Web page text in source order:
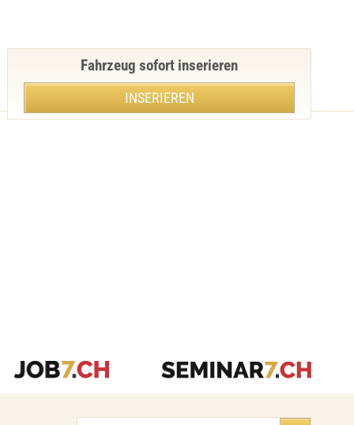
Fahrzeug sofort inserieren
INSERIEREN